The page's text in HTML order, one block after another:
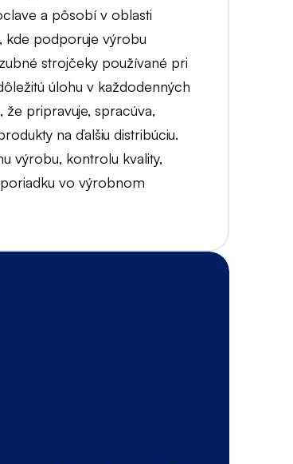
a pôsobí v oblasti
kde podporuje výrobu
strojčeky používané pri
úlohu v každodenných
pripravuje, spracúva,
na ďalšiu distribúciu.
výrobu, kontrolu kvality,
vo výrobnom